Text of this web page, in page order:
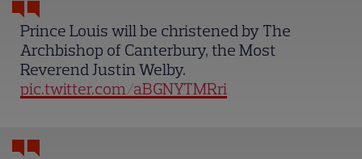
Prince Louis will be christened by The
Archbishop of Canterbury, the Most
Reverend Justin Welby.
pic.twitter.com/aBGNYTMRri